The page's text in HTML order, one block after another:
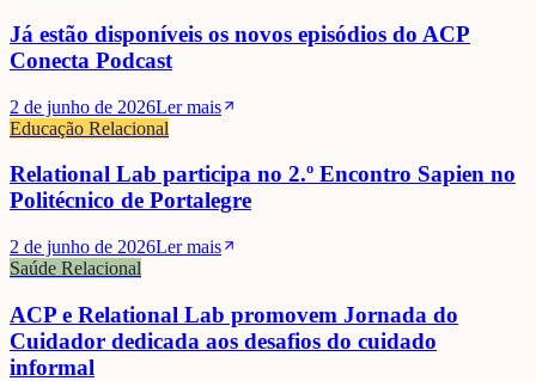
Já estão disponíveis os novos episódios do ACP
Conecta Podcast
2 de junho de 2026Ler mais
Educação Relacional
Relational Lab participa no 2.º Encontro Sapien no
Politécnico de Portalegre
2 de junho de 2026Ler mais
Saúde Relacional
ACP e Relational Lab promovem Jornada do
Cuidador dedicada aos desafios do cuidado
informal